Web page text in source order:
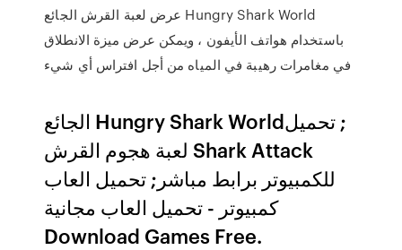
عرض لعبة القرش الجائع Hungry Shark World
باستخدام هواتف الأيفون ، ويمكن عرض ميزة الانطلاق
في مغامرات رهيبة في المياه من أجل افتراس أي شيء
الجائع Hungry Shark World‏; تحميل
لعبة هجوم القرش Shark Attack
للكمبيوتر برابط مباشر; تحميل العاب
كمبيوتر - تحميل العاب مجانية
Download Games Free.